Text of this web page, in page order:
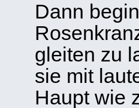
Dann
gleiten zu
sie mit
Haupt wie